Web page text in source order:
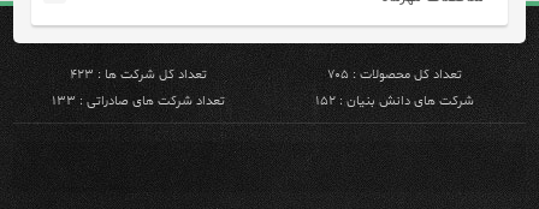
تعداد کل محصولات : ۷۰۵
تعداد کل شرکت ها : ۴۲۳
شرکت های دانش بنیان : ۱۵۲
تعداد شرکت های صادراتی : ۱۳۳